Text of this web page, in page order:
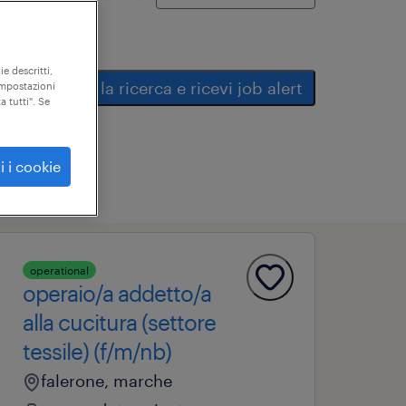
salva la ricerca e ricevi job alert
operational
operaio/a addetto/a
alla cucitura (settore
tessile) (f/m/nb)
falerone, marche
descritti,
tutti". Se
i cookie